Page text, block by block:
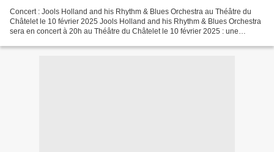
Concert : Jools Holland and his Rhythm & Blues Orchestra au Théâtre du
Châtelet le 10 février 2025 Jools Holland and his Rhythm & Blues Orchestra
sera en concert à 20h au Théâtre du Châtelet le 10 février 2025 : une